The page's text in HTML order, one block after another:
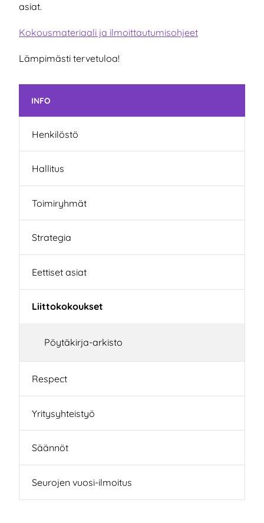
asiat.
Kokousmateriaali ja ilmoittautumisohjeet
Lämpimästi tervetuloa!
Ohita valikko
INFO
Henkilöstö
Hallitus
Toimiryhmät
Strategia
Eettiset asiat
Liittokokoukset
Pöytäkirja-arkisto
Respect
Yritysyhteistyö
Säännöt
Seurojen vuosi-ilmoitus